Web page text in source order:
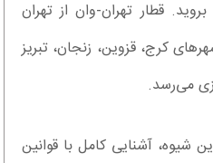
قطار تهران-وان از تهران
کرج، قزوین، زنجان، تبریز
می‌رسد.
شیوه، آشنایی کامل با قوانین